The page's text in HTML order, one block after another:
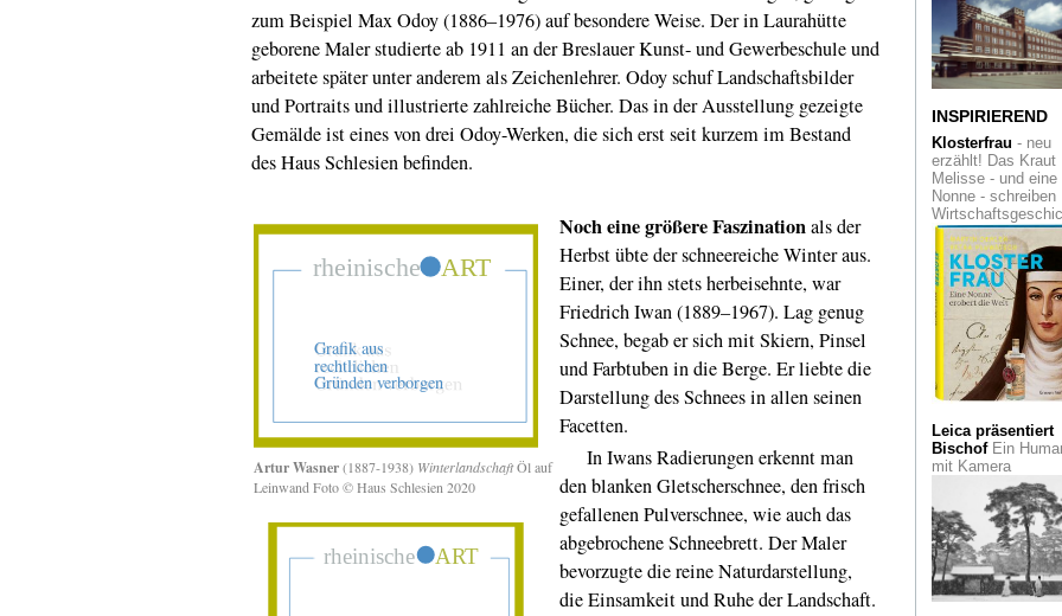
zum Beispiel Max Odoy (1886–1976) auf besondere Weise. Der in Laurahütte
geborene Maler studierte ab 1911 an der Breslauer Kunst- und Gewerbeschule und
arbeitete später unter anderem als Zeichenlehrer. Odoy schuf Landschaftsbilder
und Portraits und illustrierte zahlreiche Bücher. Das in der Ausstellung gezeigte
Gemälde ist eines von drei Odoy-Werken, die sich erst seit kurzem im Bestand
des Haus Schlesien befinden.
Artur Wasner(1887-1938) WinterlandschaftÖl auf
Leinwand Foto © Haus Schlesien 2020
Noch einegrößere Faszinationals der
Herbst übte der schneereiche Winter aus.
Einer, der ihn stets herbeisehnte, war
Friedrich Iwan (1889–1967). Lag genug
Schnee, begab er sich mit Skiern, Pinsel
und Farbtuben in die Berge. Er liebte die
Darstellung des Schnees in allen seinen
Facetten.
In Iwans Radierungen erkennt man
den blanken Gletscherschnee, den frisch
gefallenen Pulverschnee, wie auch das
abgebrochene Schneebrett. Der Maler
bevorzugte die reine Naturdarstellung,
die Einsamkeit und Ruhe der Landschaft.
Heinz Helfgen
die Welt
Kunst und Kirche
Heinz Mack im
Marianum
Kulturleuchttürme
Revier. Und so
steht in
Gelsenkirchen...
Masken-Zauberin
Singapur. Eine
im dortigen Red
Design Museum
La TouretteNahe
Ein Kloster aus
zur Einkehr und
Wie regierte Karl
Große?
Ein Essay
liefert ein
neues Bild über
legendären
Frankenkönig
C.A.R.Sie dürfte in
INSPIRIEREND
Klosterfrau - neu
erzählt! Das Kraut
Melisse - und eine
Nonne - schreiben
Leica präsentiert
BischofEin
mit Kamera